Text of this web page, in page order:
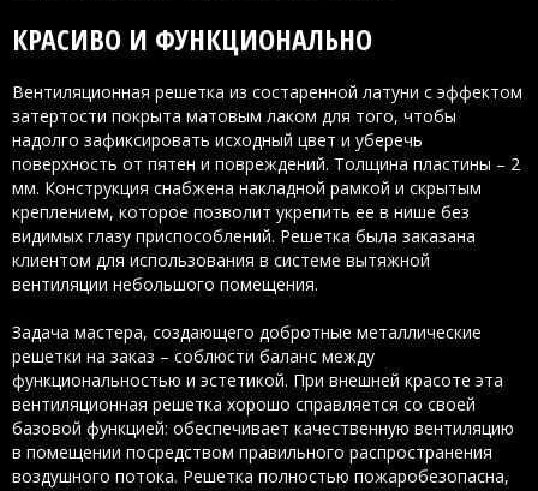
КРАСИВО И ФУНКЦИОНАЛЬНО
Вентиляционная решетка из состаренной латуни с эффектом
затертости покрыта матовым лаком для того, чтобы
надолго зафиксировать исходный цвет и уберечь
поверхность от пятен и повреждений. Толщина пластины – 2
мм. Конструкция снабжена накладной рамкой и скрытым
креплением, которое позволит укрепить ее в нише без
видимых глазу приспособлений. Решетка была заказана
клиентом для использования в системе вытяжной
вентиляции небольшого помещения.
Задача мастера, создающего добротные металлические
решетки на заказ – соблюсти баланс между
функциональностью и эстетикой. При внешней красоте эта
вентиляционная решетка хорошо справляется со своей
базовой функцией: обеспечивает качественную вентиляцию
в помещении посредством правильного распространения
воздушного потока. Решетка полностью пожаробезопасна,